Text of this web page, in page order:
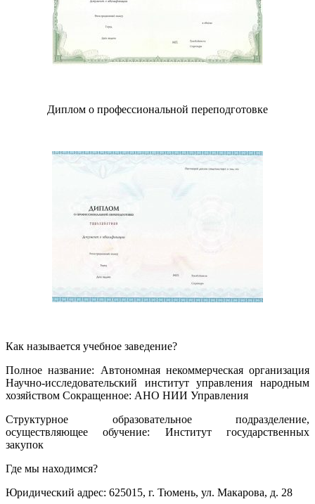
Диплом о профессиональной переподготовке
Как называется учебное заведение?
Полное название: Автономная некоммерческая организация
Научно-исследовательский институт управления народным
хозяйством Сокращенное: АНО НИИ Управления
Структурное образовательное подразделение,
осуществляющее обучение: Институт государственных
закупок
Где мы находимся?
Юридический адрес: 625015, г. Тюмень, ул. Макарова, д. 28